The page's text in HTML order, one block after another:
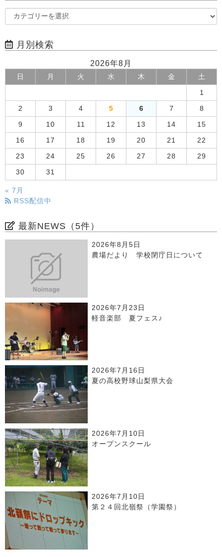
月別検索
2026年8月
日 月 火 水 木 金 土
1
2 3 4 5 6 7 8
9 10 11 12 13 14 15
16 17 18 19 20 21 22
23 24 25 26 27 28 29
30 31
« 7月
RSS配信中
最新NEWS（5件）
2026年8月5日
農場だより 学校閉庁日について
2026年7月23日
軽音楽部 夏フェス♪
2026年7月16日
夏の高校野球山梨県大会
2026年7月10日
オープンスクール
2026年7月10日
第２４回北嶺祭（学園祭）